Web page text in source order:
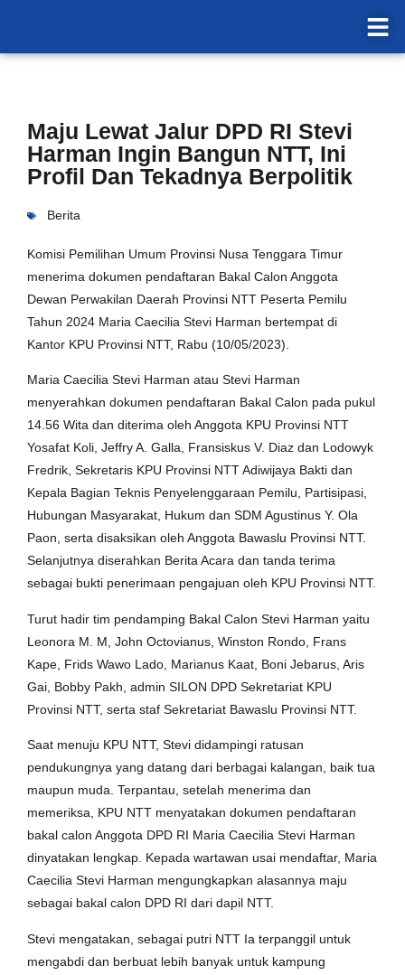
Maju Lewat Jalur DPD RI Stevi
Harman Ingin Bangun NTT, Ini
Profil Dan Tekadnya Berpolitik
Berita
Komisi Pemilihan Umum Provinsi Nusa Tenggara Timur
menerima dokumen pendaftaran Bakal Calon Anggota
Dewan Perwakilan Daerah Provinsi NTT Peserta Pemilu
Tahun 2024 Maria Caecilia Stevi Harman bertempat di
Kantor KPU Provinsi NTT, Rabu (10/05/2023).
Maria Caecilia Stevi Harman atau Stevi Harman
menyerahkan dokumen pendaftaran Bakal Calon pada pukul
14.56 Wita dan diterima oleh Anggota KPU Provinsi NTT
Yosafat Koli, Jeffry A. Galla, Fransiskus V. Diaz dan Lodowyk
Fredrik, Sekretaris KPU Provinsi NTT Adiwijaya Bakti dan
Kepala Bagian Teknis Penyelenggaraan Pemilu, Partisipasi,
Hubungan Masyarakat, Hukum dan SDM Agustinus Y. Ola
Paon, serta disaksikan oleh Anggota Bawaslu Provinsi NTT.
Selanjutnya diserahkan Berita Acara dan tanda terima
sebagai bukti penerimaan pengajuan oleh KPU Provinsi NTT.
Turut hadir tim pendamping Bakal Calon Stevi Harman yaitu
Leonora M. M, John Octovianus, Winston Rondo, Frans
Kape, Frids Wawo Lado, Marianus Kaat, Boni Jebarus, Aris
Gai, Bobby Pakh, admin SILON DPD Sekretariat KPU
Provinsi NTT, serta staf Sekretariat Bawaslu Provinsi NTT.
Saat menuju KPU NTT, Stevi didampingi ratusan
pendukungnya yang datang dari berbagai kalangan, baik tua
maupun muda. Terpantau, setelah menerima dan
memeriksa, KPU NTT menyatakan dokumen pendaftaran
bakal calon Anggota DPD RI Maria Caecilia Stevi Harman
dinyatakan lengkap. Kepada wartawan usai mendaftar, Maria
Caecilia Stevi Harman mengungkapkan alasannya maju
sebagai bakal calon DPD RI dari dapil NTT.
Stevi mengatakan, sebagai putri NTT Ia terpanggil untuk
mengabdi dan berbuat lebih banyak untuk kampung